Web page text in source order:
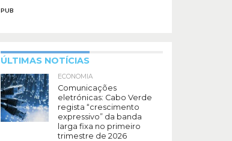
PUB
ÚLTIMAS NOTÍCIAS
ECONOMIA
Comunicações
eletrónicas: Cabo Verde
regista “crescimento
expressivo” da banda
larga fixa no primeiro
trimestre de 2026